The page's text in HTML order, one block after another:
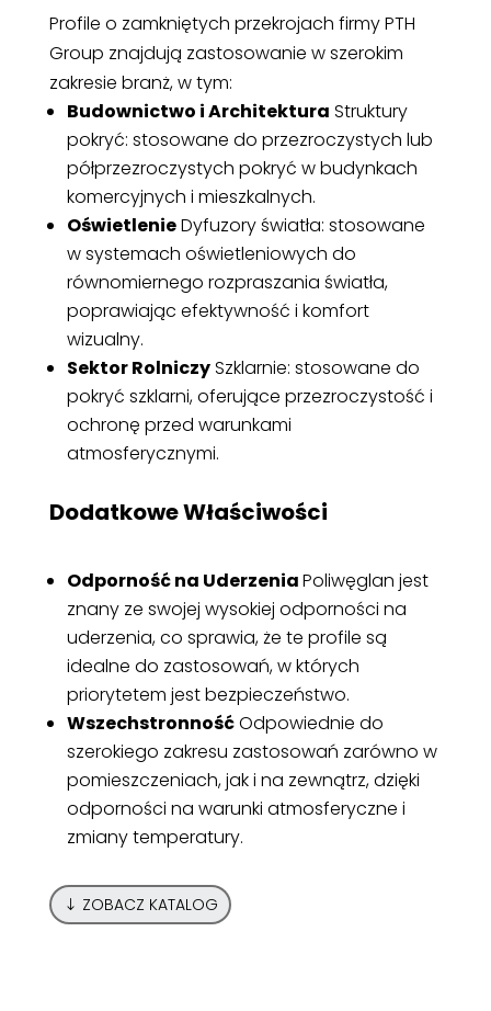
Profile o zamkniętych przekrojach firmy PTH
Group znajdują zastosowanie w szerokim
zakresie branż, w tym:
Budownictwo i Architektura Struktury
pokryć: stosowane do przezroczystych lub
półprzezroczystych pokryć w budynkach
komercyjnych i mieszkalnych.
OświetlenieDyfuzory światła: stosowane
w systemach oświetleniowych do
równomiernego rozpraszania światła,
poprawiając efektywność i komfort
wizualny.
Sektor RolniczySzklarnie: stosowane do
pokryć szklarni, oferujące przezroczystość i
ochronę przed warunkami
atmosferycznymi.
Dodatkowe Właściwości
Odporność na UderzeniaPoliwęglan jest
znany ze swojej wysokiej odporności na
uderzenia, co sprawia, że te profile są
idealne do zastosowań, w których
priorytetem jest bezpieczeństwo.
WszechstronnośćOdpowiednie do
szerokiego zakresu zastosowań zarówno w
pomieszczeniach, jak i na zewnątrz, dzięki
odporności na warunki atmosferyczne i
zmiany temperatury.
ZOBACZ KATALOG